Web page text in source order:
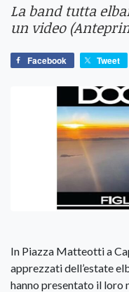
La band tutta
un video
Facebook Tweet
In Piazza Matteotti a
apprezzati dell’estate
hanno presentato il